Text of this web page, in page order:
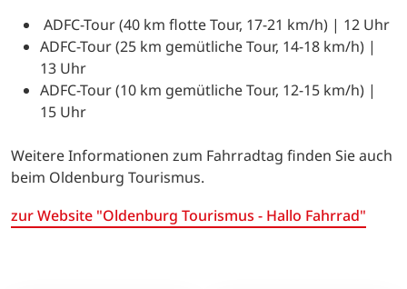
ADFC-Tour (40 km flotte Tour, 17-21 km/h) | 12 Uhr
ADFC-Tour (25 km gemütliche Tour, 14-18 km/h) |
13 Uhr
ADFC-Tour (10 km gemütliche Tour, 12-15 km/h) |
15 Uhr
Weitere Informationen zum Fahrradtag finden Sie auch
beim Oldenburg Tourismus.
zur Website "Oldenburg Tourismus - Hallo Fahrrad"
(Link öffnet in neuem Tab)